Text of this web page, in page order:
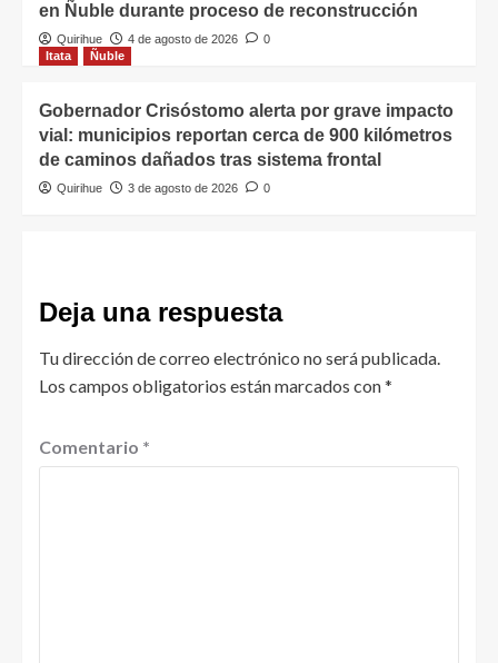
en Ñuble durante proceso de reconstrucción
Quirihue 4 de agosto de 2026
0
Itata
Ñuble
Gobernador Crisóstomo alerta por grave impacto
vial: municipios reportan cerca de 900 kilómetros
de caminos dañados tras sistema frontal
Quirihue 3 de agosto de 2026 0
Deja una respuesta
Tu dirección de correo electrónico no será publicada.
Los campos obligatorios están marcados con*
Comentario *